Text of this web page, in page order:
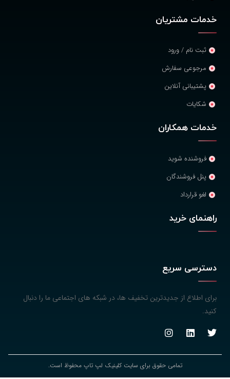
خدمات مشتریان
ثبت نام / ورود
مرجوعی سفارش
پشتیبانی آنلاین
شکایات
خدمات همکاران
فروشنده شوید
پنل فروشندگان
لغو قرارداد
راهنمای خرید
دسترسی سریع
برای اطلاع از جدیدترین تخفیف ها، در شبکه های اجتماعی ما را دنبال
کنید.
تمامی حقوق برای سایت کلینیک لپ تاپ محفوظ است.